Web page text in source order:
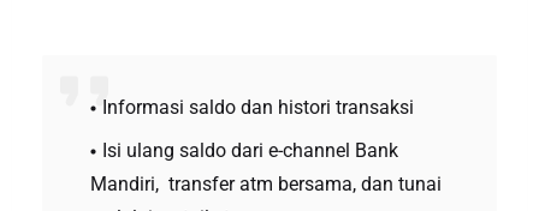
Informasi saldo dan histori transaksi
Isi ulang saldo dari e-channel Bank
Mandiri, transfer atm bersama, dan tunai